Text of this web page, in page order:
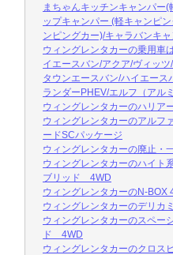
まちゃんキッチンキャンパー
ップキャンパー (軽キャンピ
ンピングカー)/キャラバンキ
ウィングレンタカーの乗用車
イエースバン/アクア/ヴィッ
タウンエースバン/ハイエー
ランダーPHEV/エルフ（ア
ウィングレンタカーのハリア
ウィングレンタカーのアルフ
ードSCパッケージ
ウィングレンタカーの廃止・
ウィングレンタカーのハイ
ブリッド 4WD
ウィングレンタカーのN-
ウィングレンタカーのデリカ
ウィングレンタカーのスペ
ド 4WD
ウィングレンタカーのクロス